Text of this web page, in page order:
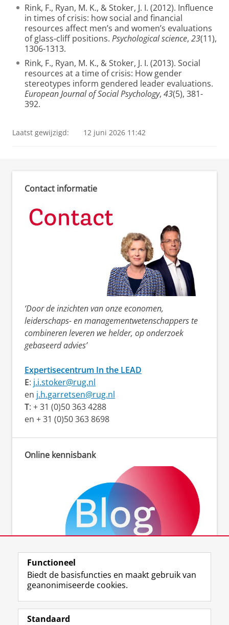
Rink, F., Ryan, M. K., & Stoker, J. I. (2012). Influence
in times of crisis: how social and financial
resources affect men’s and women’s evaluations
of glass-cliff positions. Psychological science, 23(11),
1306-1313.
Rink, F., Ryan, M. K., & Stoker, J. I. (2013). Social
resources at a time of crisis: How gender
stereotypes inform gendered leader evaluations.
European Journal of Social Psychology, 43(5), 381-
392.
Laatst gewijzigd: 12 juni 2026 11:42
Contact informatie
‘Door de inzichten van onze economen,
leiderschaps- en managementwetenschappers te
combineren leveren we helder, op onderzoek
gebaseerd advies’
Expertisecentrum In the LEAD
E: j.i.stoker@rug.nl
en j.h.garretsen@rug.nl
T: + 31 (0)50 363 4288
en + 31 (0)50 363 8698
Online kennisbank
Neem een kijkje op onze blog
Tweets
Functioneel
Biedt de basisfuncties en maakt gebruik van
geanonimiseerde cookies.
Standaard